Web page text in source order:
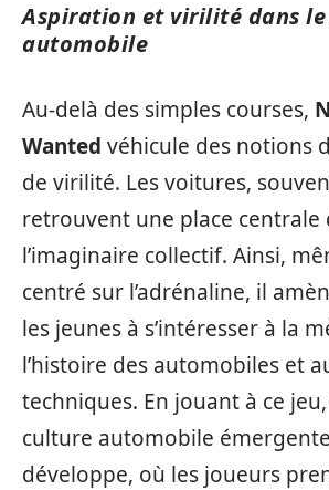
Aspiration et virilité dans
automobile
Au-delà des simples courses,
Wanted véhicule des notions
de virilité. Les voitures,
retrouvent une place centrale
l’imaginaire collectif. Ainsi,
centré sur l’adrénaline, il
les jeunes à s’intéresser à la
l’histoire des automobiles et
techniques. En jouant à ce
culture automobile
développe, où les joueurs